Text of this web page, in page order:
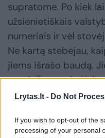
Lrytas.lt - Do Not
If you wish to opt-out of the
processing of your personal
supratome. Po kiek
užsienietiškais
numeriais ir vėl
Ne kartą stebėjau,
jiems išrašo baudą.
pareigūnus
purtymas ant